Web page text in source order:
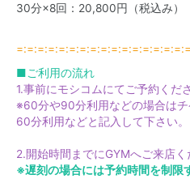
30分×8回：20,800円（税込み）
■ご利用の流れ
1.事前にモシコムにてご予約くだ
※60分や90分利用などの場合は
60分利用などと記入して下さい。
2.開始時間までにGYMへご来店く
※遅刻の場合には予約時間を制限